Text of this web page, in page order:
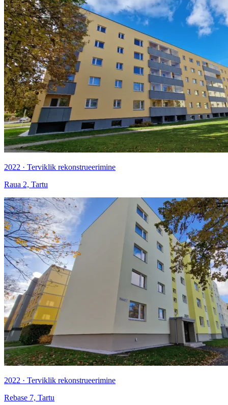
2022 · Terviklik rekonstrueerimine
Raua 2, Tartu
2022 · Terviklik rekonstrueerimine
Rebase 7, Tartu